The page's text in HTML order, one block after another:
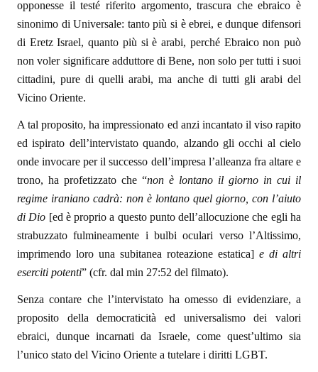
opponesse il testé riferito argomento, trascura che ebraico è
sinonimo di Universale: tanto più si è ebrei, e dunque difensori
di Eretz Israel, quanto più si è arabi, perché Ebraico non può
non voler significare adduttore di Bene, non solo per tutti i suoi
cittadini, pure di quelli arabi, ma anche di tutti gli arabi del
Vicino Oriente.
A tal proposito, ha impressionato ed anzi incantato il viso rapito
ed ispirato dell’intervistato quando, alzando gli occhi al cielo
onde invocare per il successo dell’impresa l’alleanza fra altare e
trono, ha profetizzato che “non è lontano il giorno in cui il
regime iraniano cadrà: non è lontano quel giorno, con l’aiuto
di Dio [ed è proprio a questo punto dell’allocuzione che egli ha
strabuzzato fulmineamente i bulbi oculari verso l’Altissimo,
imprimendo loro una subitanea roteazione estatica] e di altri
eserciti potenti” (cfr. dal min 27:52 del filmato).
Senza contare che l’intervistato ha omesso di evidenziare, a
proposito della democraticità ed universalismo dei valori
ebraici, dunque incarnati da Israele, come quest’ultimo sia
l’unico stato del Vicino Oriente a tutelare i diritti LGBT.